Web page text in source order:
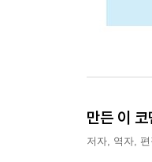
만든 이 코
저자, 역자,